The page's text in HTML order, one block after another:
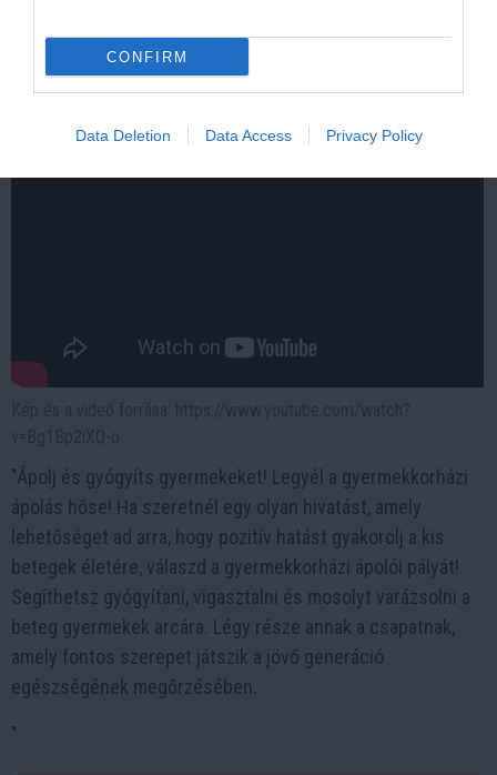
CONFIRM
Data Deletion Data Access Privacy Policy
491 100 347
"Ápolj és gyógyíts gyermekeket! Legyél a gyermekkorházi
ápolás hőse! Ha szeretnél egy olyan hivatást, amely
lehetőséget ad arra, hogy pozitív hatást gyakorolj a kis
betegek életére, válaszd a gyermekkorházi ápolói pályát!
Segíthetsz gyógyítani, vigasztalni és mosolyt varázsolni a
beteg gyermekek arcára. Légy része annak a csapatnak,
amely fontos szerepet játszik a jövő generáció
egészségének megőrzésében.
"